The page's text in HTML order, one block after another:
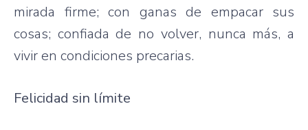
mirada firme; con ganas de empacar sus
cosas; confiada de no volver, nunca más, a
vivir en condiciones precarias.
Felicidad sin límite